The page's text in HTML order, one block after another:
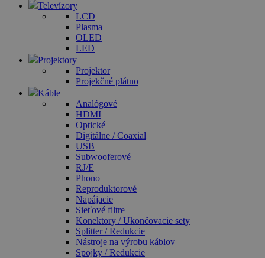
Televízory
LCD
Plasma
OLED
LED
Projektory
Projektor
Projekčné plátno
Káble
Analógové
HDMI
Optické
Digitálne / Coaxial
USB
Subwooferové
RJ/E
Phono
Reproduktorové
Napájacie
Sieťové filtre
Konektory / Ukončovacie sety
Splitter / Redukcie
Nástroje na výrobu káblov
Spojky / Redukcie